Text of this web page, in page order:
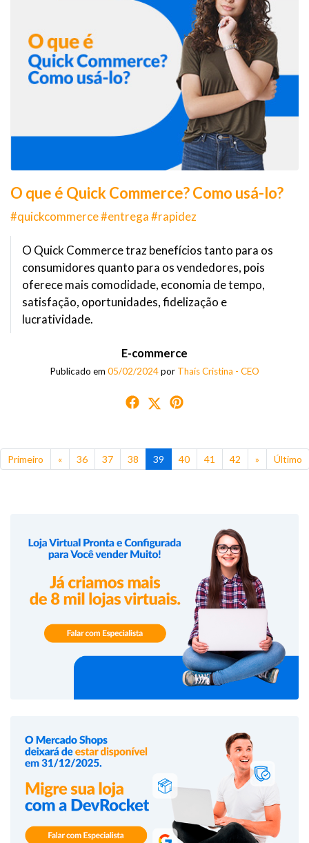
O que é Quick Commerce? Como usá-lo?
#quickcommerce #entrega #rapidez
O Quick Commerce traz benefícios tanto para os
consumidores quanto para os vendedores, pois
oferece mais comodidade, economia de tempo,
satisfação, oportunidades, fidelização e
lucratividade.
E-commerce
Publicado em 05/02/2024por Thaís Cristina - CEO
Primeiro « 36 37 38 39 40 41 42 » Último